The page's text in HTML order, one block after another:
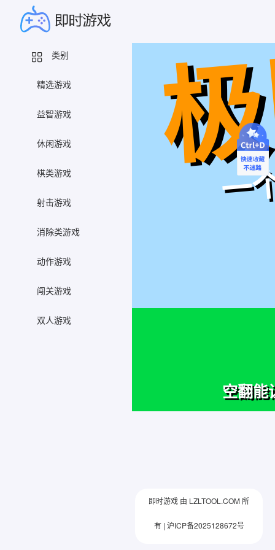
类别
精选游戏
益智游戏
休闲游戏
棋类游戏
射击游戏
消除类游戏
动作游戏
闯关游戏
双人游戏
即时游戏 由 LZLTOOL.COM 所
有 | 沪ICP备2025128672号